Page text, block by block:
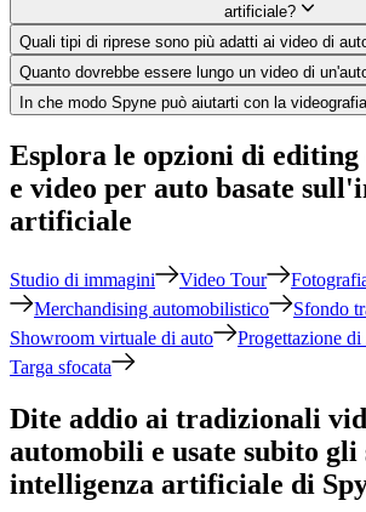
artificiale?
Quali tipi di riprese sono più adatti ai video di
Quanto dovrebbe essere lungo un video di
In che modo Spyne può aiutarti con la
Esplora le opzioni di
e video per auto basate
artificiale
Studio di immagini Video Tour
Merchandising automobilistico
Sfondo
Showroom virtuale di auto
Progettazione
Targa sfocata
Dite addio ai tradizionali
automobili e usate subito
intelligenza artificiale di